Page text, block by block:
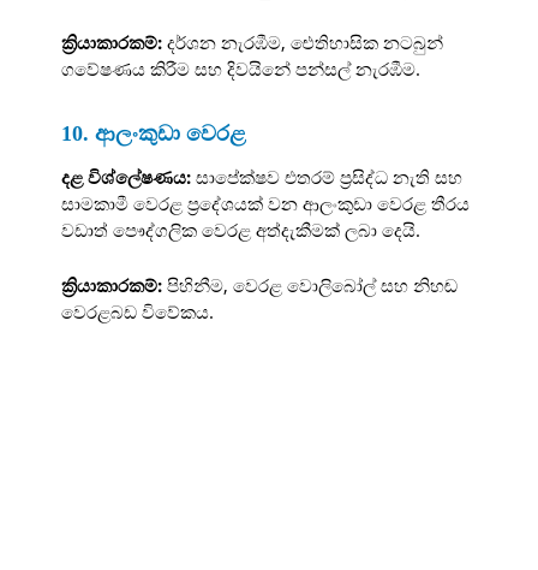
ක්‍රියාකාරකම්: දර්ශන නැරඹීම, ඓතිහාසික නටබුන්
ගවේෂණය කිරීම සහ දිවයිනේ පන්සල් නැරඹීම.
10. ආලංකුඩා වෙරළ
දළ විශ්ලේෂණය: සාපේක්ෂව එතරම් ප්‍රසිද්ධ නැති සහ
සාමකාමී වෙරළ ප්‍රදේශයක් වන ආලංකුඩා වෙරළ තීරය
වඩාත් පෞද්ගලික වෙරළ අත්දැකීමක් ලබා දෙයි.
ක්‍රියාකාරකම්: පිහිනීම, වෙරළ වොලිබෝල් සහ නිහඬ
වෙරළබඩ විවේකය.